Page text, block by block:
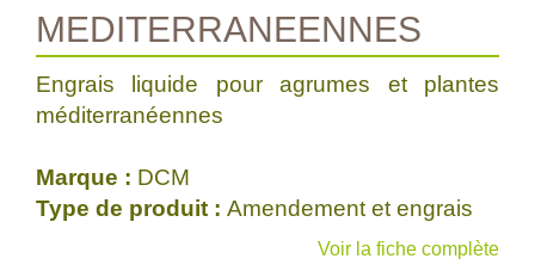
MEDITERRANEENNES
Engrais liquide pour agrumes et plantes
méditerranéennes
Marque : DCM
Type de produit : Amendement et engrais
Voir la fiche complète